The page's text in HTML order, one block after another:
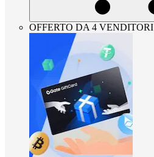
OFFERTO DA 4 VENDITORI